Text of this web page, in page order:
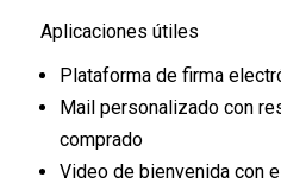
Aplicaciones útiles
Plataforma de firma
Mail personalizado con
comprado
Video de bienvenida con